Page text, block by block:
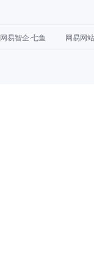
网易智企·七鱼 网易网